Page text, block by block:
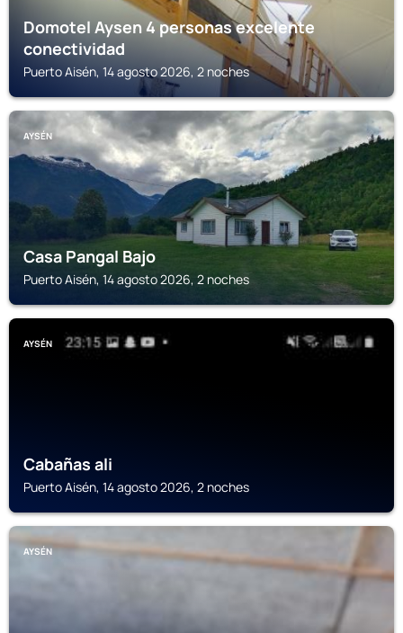
Domotel Aysen 4 personas excelente
conectividad
Puerto Aisén, 14 agosto 2026, 2 noches
AYSÉN
Casa Pangal Bajo
Puerto Aisén, 14 agosto 2026, 2 noches
AYSÉN
Cabañas ali
Puerto Aisén, 14 agosto 2026, 2 noches
AYSÉN